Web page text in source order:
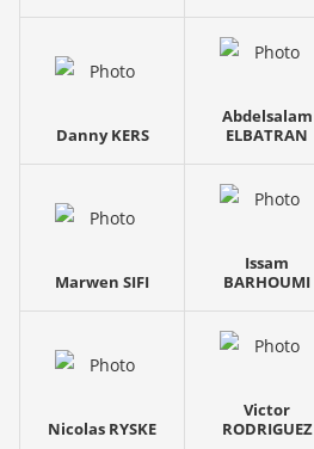
Danny KERS
Abdelsalam
ELBATRAN
Marwen SIFI
Issam
BARHOUMI
Nicolas RYSKE
Victor
RODRIGUEZ